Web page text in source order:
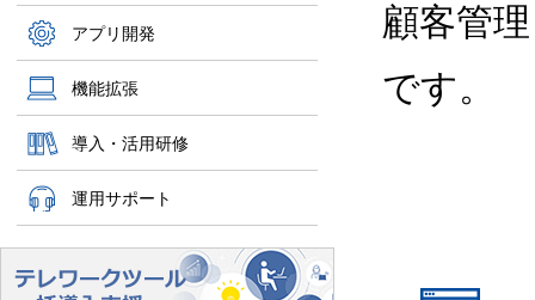
アプリ開発
機能拡張
導入・活用研修
運用サポート
顧客管
です。